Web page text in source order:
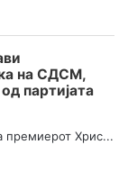
на СДСМ,
партијата
премиерот Хрис...